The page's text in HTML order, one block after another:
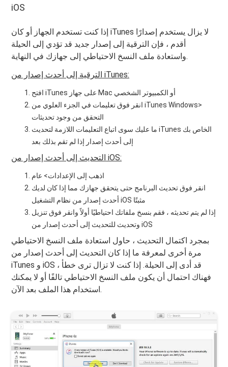
iOS
إذا كنت تستخدم الجهاز أو كان iTunes لا يزال يستخدم إصدارًا
أقدم ، فإن الترقية إلى إصدار جديد قد تؤدي إلى الحيلة
واستعادة ملف النسخ الاحتياطي إلى جهازك في النهاية.
الترقية إلى أحدث إصدار من iTunes:
افتح iTunes على جهاز Mac أو الكمبيوتر الشخصي
انقر فوق تعليمات في الجزء العلوي من iTunes Windows>
التحقق من وجود تحديثات
ما عليك سوى اتباع التعليمات اللازمة لتحديث iTunes الخاص بك
إلى أحدث إصدار إذا لم تقم بذلك بعد
التحديث إلى أحدث إصدار من iOS:
اذهب إلى الإعدادات> عام
انقر فوق تحديث البرنامج حتى يتحقق جهازك مما إذا كان لديك
أحدث إصدار من نظام التشغيل iOS مثبتًا
إذا لم يتم تحديثه ، فقم بنسخ ملفاتك احتياطيًا أولاً وانقر فوق تنزيل
وتحديث للتحديث إلى أحدث إصدار من iOS
بمجرد اكتمال التحديث ، حاول استعادة ملف النسخ الاحتياطي
مرة أخرى لمعرفة ما إذا كان التحديث إلى أحدث إصدار من
iTunes و iOS قد أدى إلى الحيلة. إذا كنت لا تزال ترى خطأ ،
فهناك احتمال أن يكون ملف النسخ الاحتياطي تالفًا أو لا يمكنك
استخدام هذا الملف بعد الآن.